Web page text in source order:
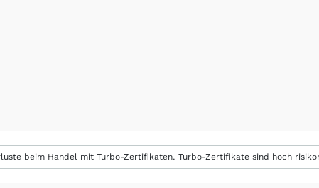
beim Handel mit Turbo-Zertifikaten. Turbo-Zertifikate sind hoch